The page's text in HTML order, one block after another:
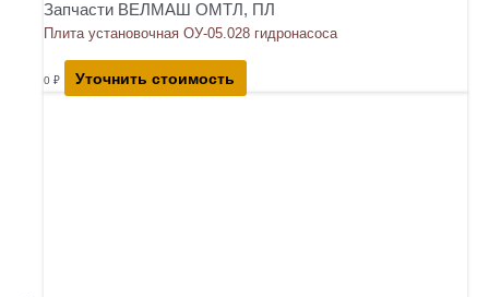
Запчасти ВЕЛМАШ ОМТЛ, ПЛ
Плита установочная ОУ-05.028 гидронасоса
0 ₽ Уточнить стоимость